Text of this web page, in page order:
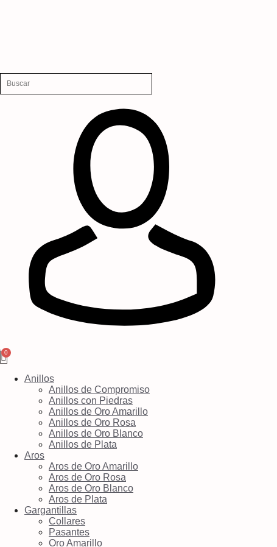
Anillos
Anillos de Compromiso
Anillos con Piedras
Anillos de Oro Amarillo
Anillos de Oro Rosa
Anillos de Oro Blanco
Anillos de Plata
Aros
Aros de Oro Amarillo
Aros de Oro Rosa
Aros de Oro Blanco
Aros de Plata
Gargantillas
Collares
Pasantes
Oro Amarillo